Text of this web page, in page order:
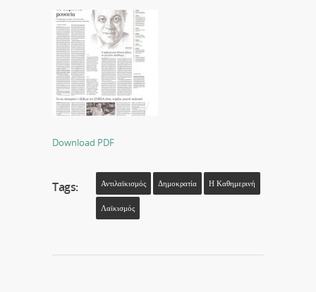
Download PDF
Tags: Αντιλαϊκισμός Δημοκρατία Η Καθημερινή
Λαϊκισμός